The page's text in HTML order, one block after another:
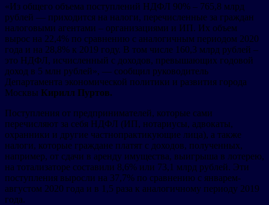
«Из общего объема поступлений НДФЛ 90% – 765,8 млрд
рублей — приходится на налоги, перечисленные за граждан
налоговыми агентами – организациями и ИП. Их объем
вырос на 22,4% по сравнению с аналогичным периодом 2020
года и на 28,8% к 2019 году. В том числе 160,3 млрд рублей –
это НДФЛ, исчисленный с доходов, превышающих годовой
доход в 5 млн рублей», — сообщил руководитель
Департамента экономической политики и развития города
Москвы Кирилл Пуртов.
Поступления от предпринимателей, которые сами
перечисляют за себя НДФЛ (ИП, нотариусы, адвокаты,
охранники и другие частнопрактикующие лица), а также
налоги, которые граждане платят с доходов, полученных,
например, от сдачи в аренду имущества, выигрыша в лотерею,
на тотализаторе составили 8,6% или 73,1 млрд рублей. Эти
поступления выросли на 37,7% по сравнению с январем-
августом 2020 года и в 1,5 раза к аналогичному периоду 2019
года.